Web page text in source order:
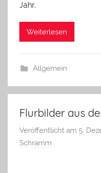
Jahr.
Weiterlesen
Allgemein
Flurbilder aus
Veröffentlicht am 5.
Schramm